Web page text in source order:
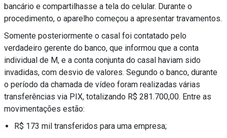
bancário e compartilhasse a tela do celular. Durante o
procedimento, o aparelho começou a apresentar travamentos.
Somente posteriormente o casal foi contatado pelo
verdadeiro gerente do banco, que informou que a conta
individual de M, e a conta conjunta do casal haviam sido
invadidas, com desvio de valores. Segundo o banco, durante
o período da chamada de vídeo foram realizadas várias
transferências via PIX, totalizando R$ 281.700,00. Entre as
movimentações estão:
R$ 173 mil transferidos para uma empresa;